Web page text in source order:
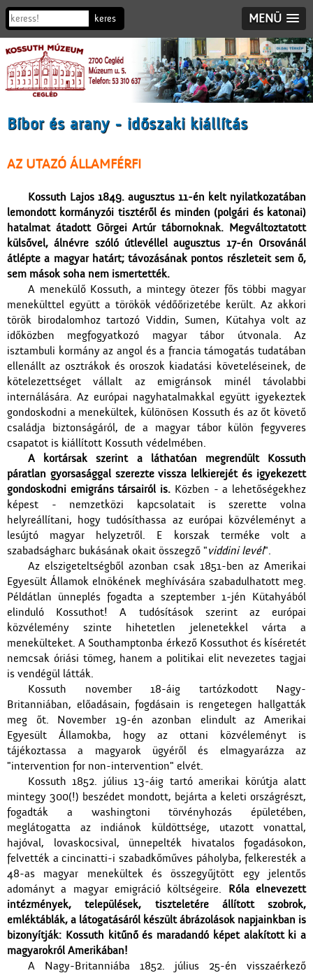
MENÜ
Bíbor és arany - időszaki kiállítás
AZ UTAZÓ ÁLLAMFÉRFI
Kossuth Lajos 1849. augusztus 11-én kelt nyilatkozatában
lemondott kormányzói tisztéről és minden (polgári és katonai)
hatalmat átadott Görgei Artúr tábornoknak. Megváltoztatott
külsővel, álnévre szóló útlevéllel augusztus 17-én Orsovánál
átlépte a magyar határt; távozásának pontos részleteit sem ő,
sem mások soha nem ismertették.
A menekülő Kossuth, a mintegy ötezer fős többi magyar
menekülttel együtt a törökök védőőrizetébe került. Az akkori
török birodalomhoz tartozó Viddin, Sumen, Kütahya volt az
időközben megfogyatkozó magyar tábor útvonala. Az
isztambuli kormány az angol és a francia támogatás tudatában
ellenállt az osztrákok és oroszok kiadatási követeléseinek, de
kötelezettséget vállalt az emigránsok minél távolabbi
internálására. Az európai nagyhatalmakkal együtt igyekeztek
gondoskodni a menekültek, különösen Kossuth és az őt követő
családja biztonságáról, de a magyar tábor külön fegyveres
csapatot is kiállított Kossuth védelmében.
A kortársak szerint a láthatóan megrendült Kossuth
páratlan gyorsasággal szerezte vissza lelkierejét és igyekezett
gondoskodni emigráns társairól is. Közben - a lehetőségekhez
képest - nemzetközi kapcsolatait is szerette volna
helyreállítani, hogy tudósíthassa az európai közvéleményt a
lesújtó magyar helyzetről. E korszak terméke volt a
szabadságharc bukásának okait összegző "viddini levél".
Az elszigeteltségből azonban csak 1851-ben az Amerikai
Egyesült Államok elnökének meghívására szabadulhatott meg.
Példátlan ünneplés fogadta a szeptember 1-jén Kütahyából
elinduló Kossuthot! A tudósítások szerint az európai
közvélemény szinte hihetetlen jelenetekkel várta a
menekülteket. A Southamptonba érkező Kossuthot és kíséretét
nemcsak óriási tömeg, hanem a politikai elit nevezetes tagjai
is vendégül látták.
Kossuth november 18-áig tartózkodott Nagy-
Britanniában, előadásain, fogdásain is rengetegen hallgatták
meg őt. November 19-én azonban elindult az Amerikai
Egyesült Államokba, hogy az ottani közvéleményt is
tájékoztassa a magyarok ügyéről és elmagyarázza az
"intervention for non-intervention" elvét.
Kossuth 1852. július 13-áig tartó amerikai körútja alatt
mintegy 300(!) beszédet mondott, bejárta a keleti országrészt,
fogadták a washingtoni törvényhozás épületében,
meglátogatta az indiánok küldöttsége, utazott vonattal,
hajóval, lovaskocsival, ünnepelték hivatalos fogadásokon,
felvették a cincinatti-i szabadkőműves páholyba, felkeresték a
48-as magyar menekültek és összegyűjtött egy jelentős
adományt a magyar emigráció költségeire. Róla elnevezett
intézmények, települések, tiszteletére állított szobrok,
emléktáblák, a látogatásáról készült ábrázolások napjainkban is
bizonyítják: Kossuth kitűnő és maradandó képet alakított ki a
magyarokról Amerikában!
A Nagy-Britanniába 1852. július 25-én visszaérkező